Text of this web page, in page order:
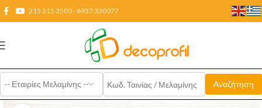
215 215 3500 - 6937 330077